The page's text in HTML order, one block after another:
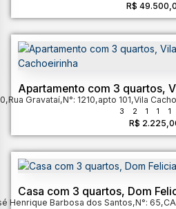
R$
Apartamento com 3 quartos,
Cachoeirinha
R$
,Rua Gravataí,N°: 1210,apto 101,Vila
3 2 1 1 1
Casa com 3 quartos, Dom
Henrique Barbosa dos Santos,N°: 65,